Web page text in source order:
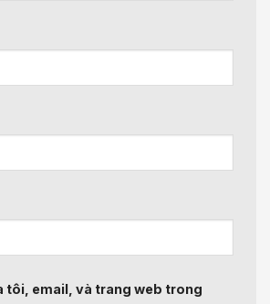
tôi, email, và trang web trong